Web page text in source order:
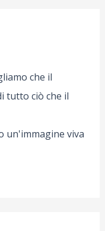
che il
tutto ciò che il
un'immagine viva